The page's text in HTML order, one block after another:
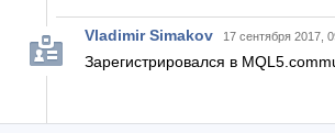
Vladimir Simakov 17 сентября 2017,
Зарегистрировался в